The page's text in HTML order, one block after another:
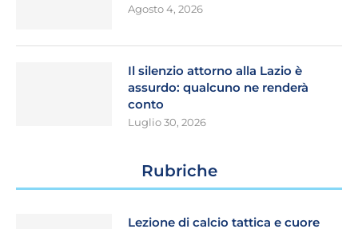
Agosto 4, 2026
Il silenzio attorno alla Lazio è
assurdo: qualcuno ne renderà
conto
Luglio 30, 2026
Rubriche
Lezione di calcio tattica e cuore